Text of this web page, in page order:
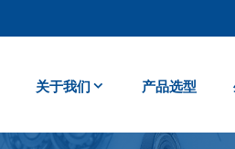
关于我们 产品选型